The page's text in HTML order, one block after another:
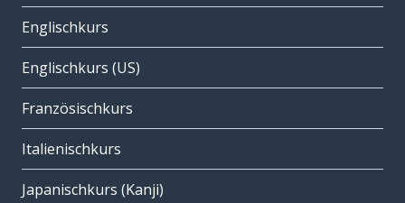
Englischkurs
Englischkurs (US)
Französischkurs
Italienischkurs
Japanischkurs (Kanji)